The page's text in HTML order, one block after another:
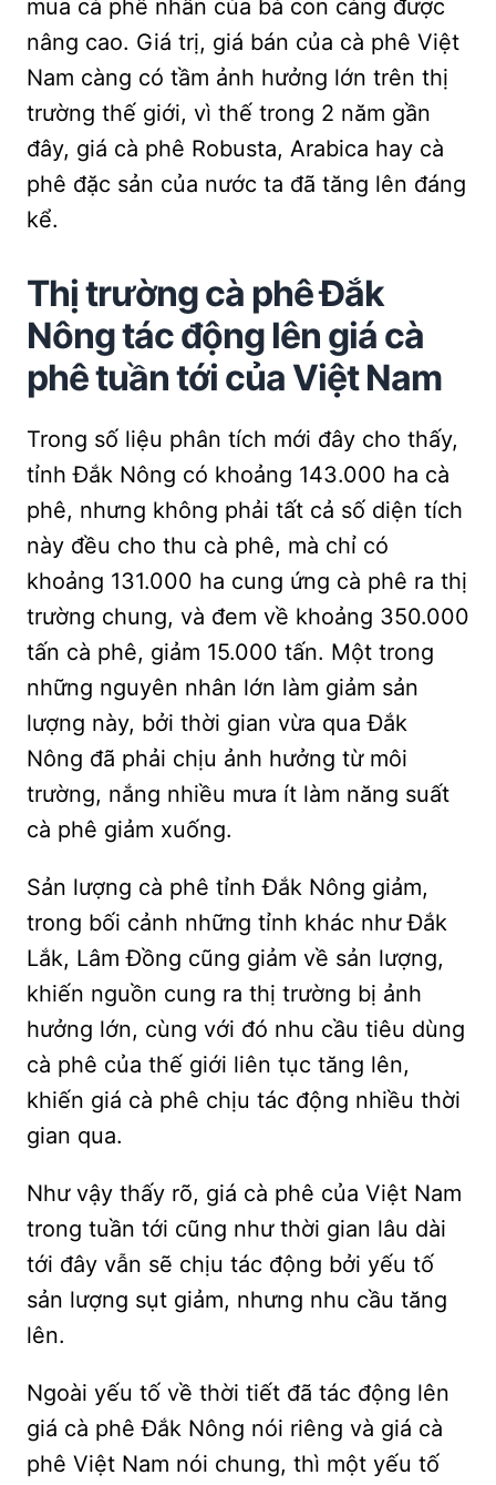
mua cà phê nhân của bà con càng được
nâng cao. Giá trị, giá bán của cà phê Việt
Nam càng có tầm ảnh hưởng lớn trên thị
trường thế giới, vì thế trong 2 năm gần
đây, giá cà phê Robusta, Arabica hay cà
phê đặc sản của nước ta đã tăng lên đáng
kể.
Thị trường cà phê Đắk
Nông tác động lên giá cà
phê tuần tới của Việt Nam
Trong số liệu phân tích mới đây cho thấy,
tỉnh Đắk Nông có khoảng 143.000 ha cà
phê, nhưng không phải tất cả số diện tích
này đều cho thu cà phê, mà chỉ có
khoảng 131.000 ha cung ứng cà phê ra thị
trường chung, và đem về khoảng 350.000
tấn cà phê, giảm 15.000 tấn. Một trong
những nguyên nhân lớn làm giảm sản
lượng này, bởi thời gian vừa qua Đắk
Nông đã phải chịu ảnh hưởng từ môi
trường, nắng nhiều mưa ít làm năng suất
cà phê giảm xuống.
Sản lượng cà phê tỉnh Đắk Nông giảm,
trong bối cảnh những tỉnh khác như Đắk
Lắk, Lâm Đồng cũng giảm về sản lượng,
khiến nguồn cung ra thị trường bị ảnh
hưởng lớn, cùng với đó nhu cầu tiêu dùng
cà phê của thế giới liên tục tăng lên,
khiến giá cà phê chịu tác động nhiều thời
gian qua.
Như vậy thấy rõ, giá cà phê của Việt Nam
trong tuần tới cũng như thời gian lâu dài
tới đây vẫn sẽ chịu tác động bởi yếu tố
sản lượng sụt giảm, nhưng nhu cầu tăng
lên.
Ngoài yếu tố về thời tiết đã tác động lên
giá cà phê Đắk Nông nói riêng và giá cà
phê Việt Nam nói chung, thì một yếu tố